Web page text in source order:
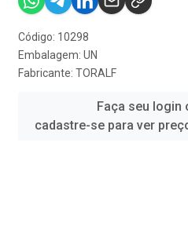
Código: 10298
Embalagem: UN
Fabricante: TORALF
Faça seu login
cadastre-se para ver